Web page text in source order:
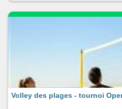
Volley des plages - tournoi